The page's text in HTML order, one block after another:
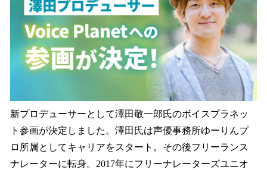
新プロデューサーとして澤田敬一郎氏のボイスプラネッ
ト参画が決定しました。澤田氏は声優事務所ゆーりんプ
ロ所属としてキャリアをスタート。その後フリーランス
ナレーターに転身。2017年にフリーナレーターズユニオ